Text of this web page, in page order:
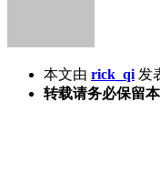
本文由 rick_qi 发
转载请务必保留本